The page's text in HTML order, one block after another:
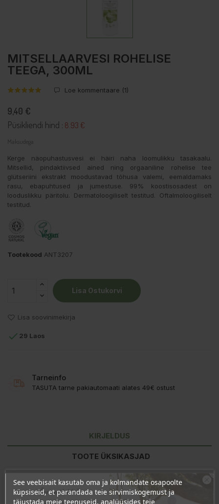
MITSELLAARVESI ROHELISE
TEEGA, 300ML
Loe kommentaare (1)
9,40 €
Püsikliendi hind : 8.93 €
Maksudega
Kerge näopuhastusvesi ei häiri naha loomulikku tasakaalu.
Mitsellid, pindaktiivsed ained ning orgaaniline rohelise tee
glütseriini ekstrakt moodustavad tõhusa valemi, eemaldamaks
rasu, ebapuhtused ja jumestuse. 99% koostisosadest on
looduslikku päritolu. Dermatoloogiliselt testitud. Oftalmoloogiliselt
testitud.
Tootekood ANT3207
Lisa Ostukorvi
Lisa soovinimekirja
 29 Laos
Tarneinfo
TASUTA tarne pakiautomaati alates 49€ ostust
KIRJELDUS
TOOTE ÜKSIKASJAD
KLIENDI KOMMENTAARID
See veebisait kasutab oma ja kolmandate osapoolte
küpsiseid, et parandada teie sirvimiskogemust ja
täiustada meie teenuseid, analüüsides teie
Ära veel lahku!